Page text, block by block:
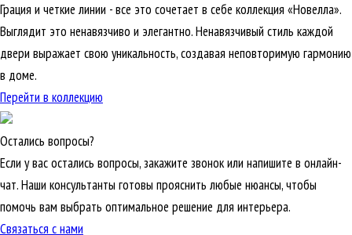
Грация и четкие линии - все это сочетает в себе коллекция «Новелла».
Выглядит это ненавязчиво и элегантно. Ненавязчивый стиль каждой
двери выражает свою уникальность, создавая неповторимую гармонию
в доме.
Перейти в коллекцию
Остались вопросы?
Если у вас остались вопросы, закажите звонок или напишите в онлайн-
чат. Наши консультанты готовы прояснить любые нюансы, чтобы
помочь вам выбрать оптимальное решение для интерьера.
Связаться с нами